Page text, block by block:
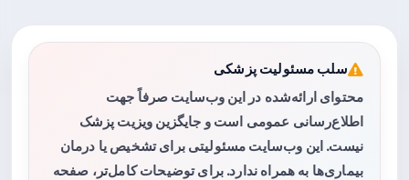
سلب مسئولیت پزشکی
محتوای ارائه‌شده در این وب‌سایت صرفاً جهت
اطلاع‌رسانی عمومی است و جایگزین ویزیت پزشک
نیست. این وب‌سایت مسئولیتی برای تشخیص یا درمان
بیماری‌ها به همراه ندارد. برای توضیحات کامل‌تر، صفحه